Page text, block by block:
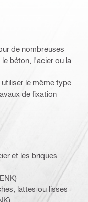
de nombreuses
béton, l'acier ou la
le même type
de fixation
et les briques
lattes ou lisses